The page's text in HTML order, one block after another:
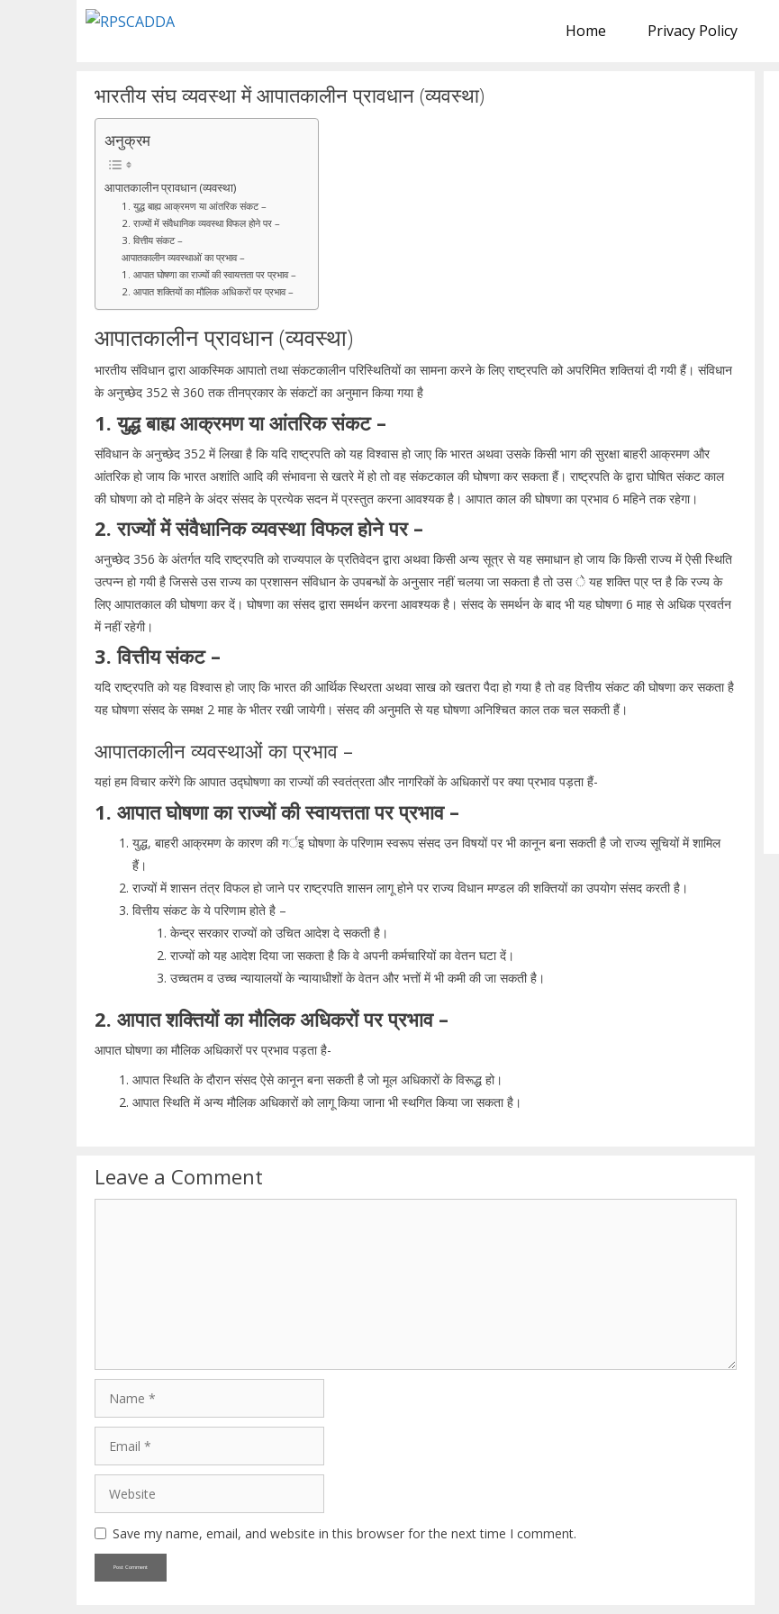
Home Privacy Policy
भारतीय संघ व्यवस्था में आपातकालीन प्रावधान (व्यवस्था)
अनुक्रम
आपातकालीन प्रावधान (व्यवस्था)
1. युद्ध बाह्य आक्रमण या आंतरिक संकट –
2. राज्यों में संवैधानिक व्यवस्था विफल होने पर –
3. वित्तीय संकट –
आपातकालीन व्यवस्थाओं का प्रभाव –
1. आपात घोषणा का राज्यों की स्वायत्तता पर प्रभाव –
2. आपात शक्तियों का मौलिक अधिकरों पर प्रभाव –
आपातकालीन प्रावधान (व्यवस्था)
भारतीय संविधान द्वारा आकस्मिक आपातो तथा संकटकालीन परिस्थितियों का सामना करने के लिए राष्ट्रपति को अपरिमित शक्तियां दी गयी हैं। संविधान
के अनुच्छेद 352 से 360 तक तीनप्रकार के संकटों का अनुमान किया गया है
1. युद्ध बाह्य आक्रमण या आंतरिक संकट –
संविधान के अनुच्छेद 352 में लिखा है कि यदि राष्ट्रपति को यह विश्वास हो जाए कि भारत अथवा उसके किसी भाग की सुरक्षा बाहरी आक्रमण और
आंतरिक हो जाय कि भारत अशांति आदि की संभावना से खतरे में हो तो वह संकटकाल की घोषणा कर सकता हैं। राष्ट्रपति के द्वारा घोषित संकट काल
की घोषणा को दो महिने के अंदर संसद के प्रत्येक सदन में प्रस्तुत करना आवश्यक है। आपात काल की घोषणा का प्रभाव 6 महिने तक रहेगा।
2. राज्यों में संवैधानिक व्यवस्था विफल होने पर –
अनुच्छेद 356 के अंतर्गत यदि राष्ट्रपति को राज्यपाल के प्रतिवेदन द्वारा अथवा किसी अन्य सूत्र से यह समाधान हो जाय कि किसी राज्य में ऐसी स्थिति
उत्पन्न हो गयी है जिससे उस राज्य का प्रशासन संविधान के उपबन्धों के अनुसार नहीं चलया जा सकता है तो उस े यह शक्ति पा्र प्त है कि रज्य के
लिए आपातकाल की घोषणा कर दें। घोषणा का संसद द्वारा समर्थन करना आवश्यक है। संसद के समर्थन के बाद भी यह घोषणा 6 माह से अधिक प्रवर्तन
में नहीं रहेगी।
3. वित्तीय संकट –
यदि राष्ट्रपति को यह विश्वास हो जाए कि भारत की आर्थिक स्थिरता अथवा साख को खतरा पैदा हो गया है तो वह वित्तीय संकट की घोषणा कर सकता है
यह घोषणा संसद के समक्ष 2 माह के भीतर रखी जायेगी। संसद की अनुमति से यह घोषणा अनिश्चित काल तक चल सकती हैं।
आपातकालीन व्यवस्थाओं का प्रभाव –
यहां हम विचार करेंगे कि आपात उद्घोषणा का राज्यों की स्वतंत्रता और नागरिकों के अधिकारों पर क्या प्रभाव पड़ता हैं-
1. आपात घोषणा का राज्यों की स्वायत्तता पर प्रभाव –
युद्ध, बाहरी आक्रमण के कारण की गर्इ घोषणा के परिणाम स्वरूप संसद उन विषयों पर भी कानून बना सकती है जो राज्य सूचियों में शामिल
हैं।
राज्यों में शासन तंत्र विफल हो जाने पर राष्ट्रपति शासन लागू होने पर राज्य विधान मण्डल की शक्तियों का उपयोग संसद करती है।
वित्तीय संकट के ये परिणाम होते है –
केन्द्र सरकार राज्यों को उचित आदेश दे सकती है।
राज्यों को यह आदेश दिया जा सकता है कि वे अपनी कर्मचारियों का वेतन घटा दें।
उच्चतम व उच्च न्यायालयों के न्यायाधीशों के वेतन और भत्तों में भी कमी की जा सकती है।
2. आपात शक्तियों का मौलिक अधिकरों पर प्रभाव –
आपात घोषणा का मौलिक अधिकारों पर प्रभाव पड़ता है-
आपात स्थिति के दौरान संसद ऐसे कानून बना सकती है जो मूल अधिकारों के विरूद्ध हो।
आपात स्थिति में अन्य मौलिक अधिकारों को लागू किया जाना भी स्थगित किया जा सकता है।
Leave a Comment
Website
Save my name, email, and website in this browser for the next time I comment.